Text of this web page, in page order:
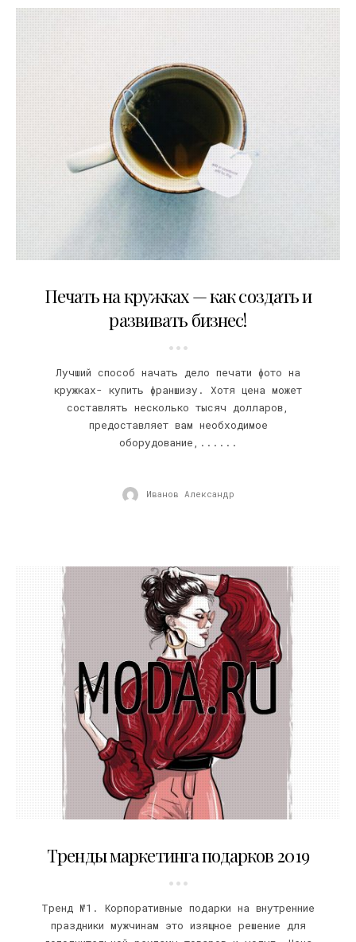
Печать на кружках — как создать и
развивать бизнес!
Лучший способ начать дело печати фото на
кружках- купить франшизу. Хотя цена может
составлять несколько тысяч долларов,
предоставляет вам необходимое
оборудование,......
Иванов Александр
Тренды маркетинга подарков 2019
Тренд №1. Корпоративные подарки на внутренние
праздники мужчинам это изящное решение для